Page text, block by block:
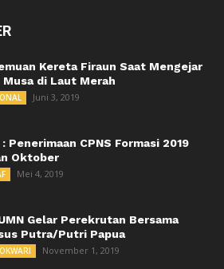
Kereta Firaun Saat Mengejar
Musa di Laut Merah
Juni 3, 2019
: Penerimaan CPNS Formasi 2019
Oktober
Mei 4, 2019
Gelar Perekrutan Bersama
Putra/Putri Papua
November 1, 2019